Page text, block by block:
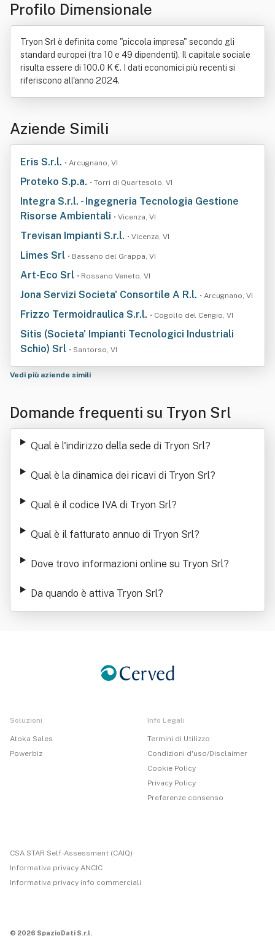
Profilo Dimensionale
Tryon Srl è definita come "piccola impresa" secondo gli
standard europei (tra 10 e 49 dipendenti). Il capitale sociale
risulta essere di 100.0 K €. I dati economici più recenti si
riferiscono all'anno 2024.
Aziende Simili
Eris S.r.l. • Arcugnano, VI
Proteko S.p.a. • Torri di Quartesolo, VI
Integra S.r.l. - Ingegneria Tecnologia Gestione
Risorse Ambientali • Vicenza, VI
Trevisan Impianti S.r.l. • Vicenza, VI
Limes Srl • Bassano del Grappa, VI
Art-Eco Srl • Rossano Veneto, VI
Jona Servizi Societa' Consortile A R.l. • Arcugnano, VI
Frizzo Termoidraulica S.r.l. • Cogollo del Cengio, VI
Sitis (Societa' Impianti Tecnologici Industriali
Schio) Srl • Santorso, VI
Vedi più aziende simili
Domande frequenti su Tryon Srl
Qual è l'indirizzo della sede di Tryon Srl?
Qual è la dinamica dei ricavi di Tryon Srl?
Qual è il codice IVA di Tryon Srl?
Qual è il fatturato annuo di Tryon Srl?
Dove trovo informazioni online su Tryon Srl?
Da quando è attiva Tryon Srl?
Soluzioni
Atoka Sales
Powerbiz
Info Legali
Termini di Utilizzo
Condizioni d'uso/Disclaimer
Cookie Policy
Privacy Policy
Preferenze consenso
CSA STAR Self-Assessment (CAIQ)
Informativa privacy ANCIC
Informativa privacy info commerciali
© 2026 SpazioDati S.r.l.